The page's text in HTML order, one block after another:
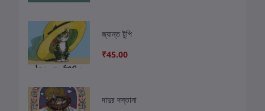
জ্যান্ত টুপি
₹45.00
দাদুর দস্তানা